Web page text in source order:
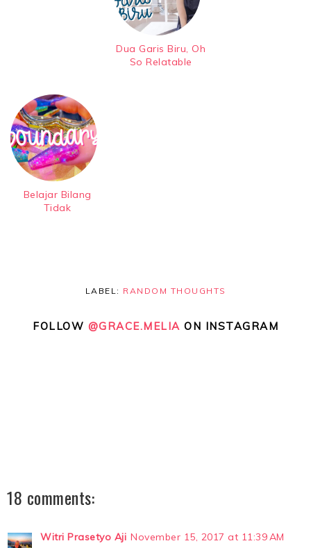
Dua Garis Biru, Oh
So Relatable
Belajar Bilang
Tidak
LABEL: RANDOM THOUGHTS
FOLLOW @GRACE.MELIA ON INSTAGRAM
18 comments:
Witri Prasetyo Aji November 15, 2017 at 11:39 AM